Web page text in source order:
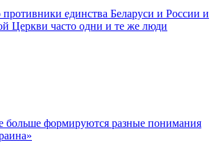
единства Беларуси и России и
Церкви часто одни и те же люди
больше формируются разные понимания